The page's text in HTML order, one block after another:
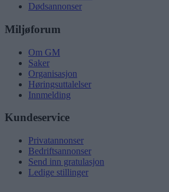
Dødsannonser
Miljøforum
Om GM
Saker
Organisasjon
Høringsuttalelser
Innmelding
Kundeservice
Privatannonser
Bedriftsannonser
Send inn gratulasjon
Ledige stillinger